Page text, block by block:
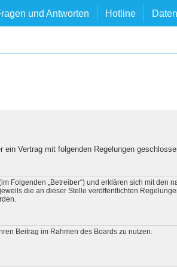
und Antworten Hotline
ein Vertrag mit folgenden Regelungen
Folgenden „Betreiber“) und erklären sich mit
die an dieser Stelle veröffentlichten
Beitrag im Rahmen des Boards zu nutzen.